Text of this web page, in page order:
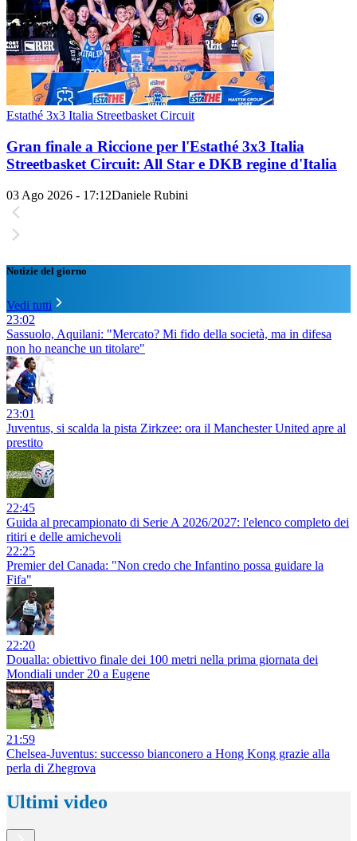
Estathé 3x3 Italia Streetbasket Circuit
Gran finale a Riccione per l'Estathé 3x3 Italia
Streetbasket Circuit: All Star e DKB regine d'Italia
03 Ago 2026 - 17:12Daniele Rubini
Notizie del giorno
Vedi tutti
23:02
Sassuolo, Aquilani: "Mercato? Mi fido della società, ma in difesa
non ho neanche un titolare"
23:01
Juventus, si scalda la pista Zirkzee: ora il Manchester United apre al
prestito
22:45
Guida al precampionato di Serie A 2026/2027: l'elenco completo dei
ritiri e delle amichevoli
22:25
Premier del Canada: "Non credo che Infantino possa guidare la
Fifa"
22:20
Doualla: obiettivo finale dei 100 metri nella prima giornata dei
Mondiali under 20 a Eugene
21:59
Chelsea-Juventus: successo bianconero a Hong Kong grazie alla
perla di Zhegrova
Ultimi video